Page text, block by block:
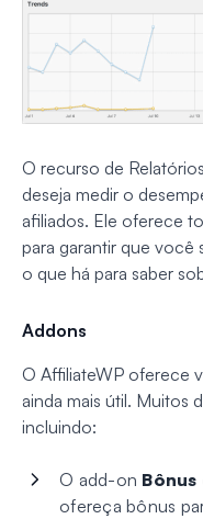
O recurso de
deseja medir o
afiliados. Ele oferece
para garantir que você
o que há para saber
Addons
O AffiliateWP oferece
ainda mais útil. Muitos
incluindo:
O add-on
ofereça bônus